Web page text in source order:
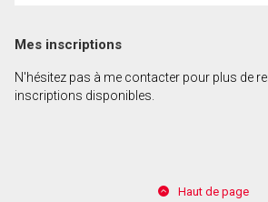
En cliquant sur le bouton «
consentez à nos conditions
nous fournissez l'autorisation écrite
communiquer avec vous.
Mes inscriptions
N'hésitez pas à me contacter pour plus de
inscriptions disponibles.
Haut de page